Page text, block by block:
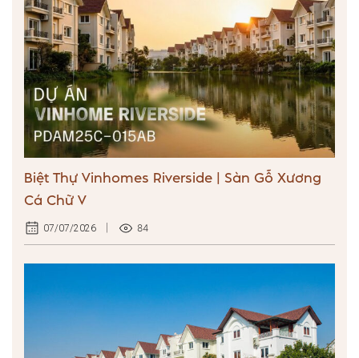
Biệt Thự Vinhomes Riverside | Sàn Gỗ Xương
Cá Chữ V
07/07/2026 84